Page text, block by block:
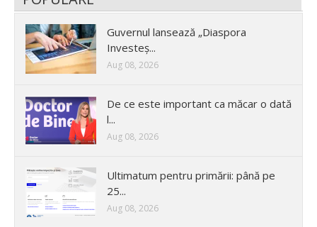
Guvernul lansează „Diaspora
Investeș...
Aug 08, 2026
De ce este important ca măcar o dată
l...
Aug 08, 2026
Ultimatum pentru primării: până pe
25...
Aug 08, 2026